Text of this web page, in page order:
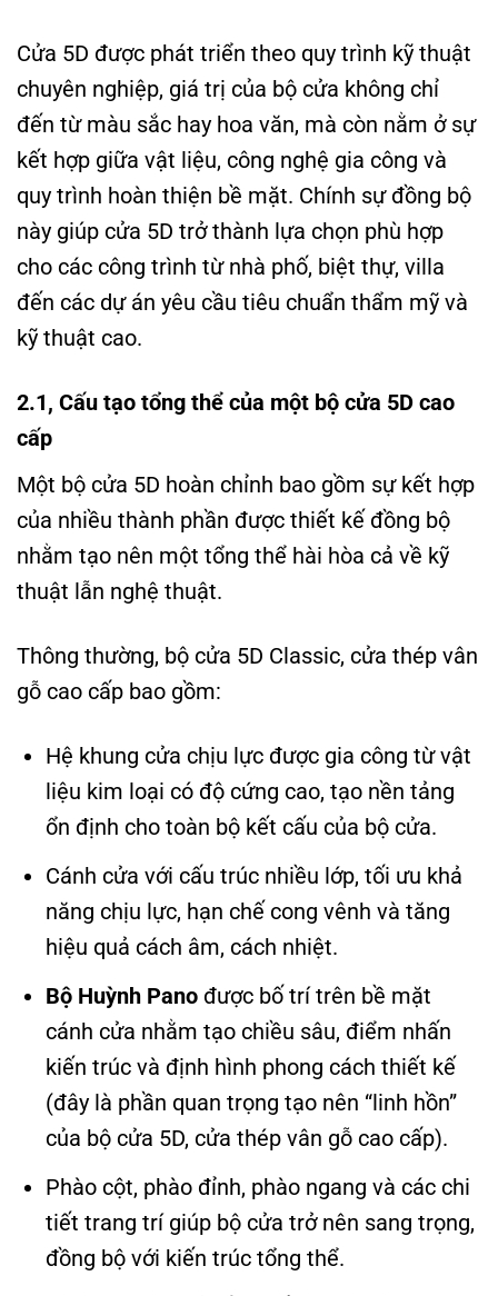
Cửa 5D được phát triển theo quy trình kỹ thuật
chuyên nghiệp, giá trị của bộ cửa không chỉ
đến từ màu sắc hay hoa văn, mà còn nằm ở sự
kết hợp giữa vật liệu, công nghệ gia công và
quy trình hoàn thiện bề mặt. Chính sự đồng bộ
này giúp cửa 5D trở thành lựa chọn phù hợp
cho các công trình từ nhà phố, biệt thự, villa
đến các dự án yêu cầu tiêu chuẩn thẩm mỹ và
kỹ thuật cao.
2.1, Cấu tạo tổng thể của một bộ cửa 5D cao
cấp
Một bộ cửa 5D hoàn chỉnh bao gồm sự kết hợp
của nhiều thành phần được thiết kế đồng bộ
nhằm tạo nên một tổng thể hài hòa cả về kỹ
thuật lẫn nghệ thuật.
Thông thường, bộ cửa 5D Classic, cửa thép vân
gỗ cao cấp bao gồm:
Hệ khung cửa chịu lực được gia công từ vật
liệu kim loại có độ cứng cao, tạo nền tảng
ổn định cho toàn bộ kết cấu của bộ cửa.
Cánh cửa với cấu trúc nhiều lớp, tối ưu khả
năng chịu lực, hạn chế cong vênh và tăng
hiệu quả cách âm, cách nhiệt.
Bộ Huỳnh Pano được bố trí trên bề mặt
cánh cửa nhằm tạo chiều sâu, điểm nhấn
kiến trúc và định hình phong cách thiết kế
(đây là phần quan trọng tạo nên “linh hồn”
của bộ cửa 5D, cửa thép vân gỗ cao cấp).
Phào cột, phào đỉnh, phào ngang và các chi
tiết trang trí giúp bộ cửa trở nên sang trọng,
đồng bộ với kiến trúc tổng thể.